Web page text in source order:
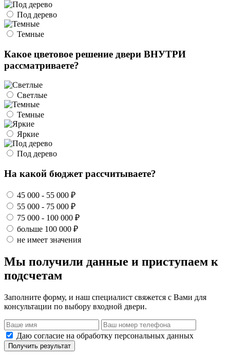
Под дерево
Темные
Какое цветовое решение двери ВНУТРИ
рассматриваете?
Светлые
Темные
Яркие
Под дерево
На какой бюджет рассчитываете?
45 000 - 55 000 ₽
55 000 - 75 000 ₽
75 000 - 100 000 ₽
больше 100 000 ₽
не имеет значения
Мы получили данные и приступаем к
подсчетам
Заполните форму, и наш специалист свяжется с Вами для
консультации по выбору входной двери.
Даю согласие на обработку персональных данных
Получить результат